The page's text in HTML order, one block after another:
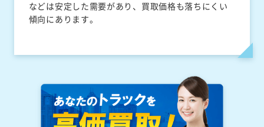
などは安定した需要があり、買取価格も落ちにくい
傾向にあります。